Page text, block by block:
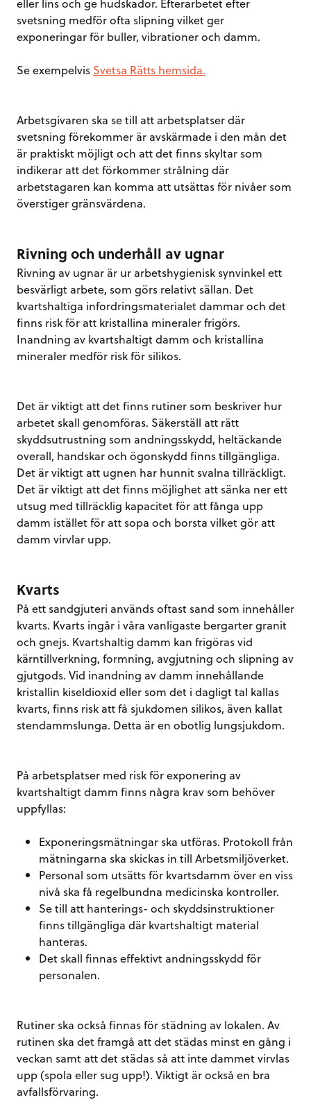
svetsning medför ofta slipning vilket ger
exponeringar för buller, vibrationer och damm.
Se exempelvis Svetsa Rätts hemsida.
Arbetsgivaren ska se till att arbetsplatser där
svetsning förekommer är avskärmade i den mån det
är praktiskt möjligt och att det finns skyltar som
indikerar att det förkommer strålning där
arbetstagaren kan komma att utsättas för nivåer som
överstiger gränsvärdena.
Rivning och underhåll av ugnar
Rivning av ugnar är ur arbetshygienisk synvinkel ett
besvärligt arbete, som görs relativt sällan. Det
kvartshaltiga infordringsmaterialet dammar och det
finns risk för att kristallina mineraler frigörs.
Inandning av kvartshaltigt damm och kristallina
mineraler medför risk för silikos.
Det är viktigt att det finns rutiner som beskriver hur
arbetet skall genomföras. Säkerställ att rätt
skyddsutrustning som andningsskydd, heltäckande
overall, handskar och ögonskydd finns tillgängliga.
Det är viktigt att ugnen har hunnit svalna tillräckligt.
Det är viktigt att det finns möjlighet att sänka ner ett
utsug med tillräcklig kapacitet för att fånga upp
damm istället för att sopa och borsta vilket gör att
damm virvlar upp.
Kvarts
På ett sandgjuteri används oftast sand som innehåller
kvarts. Kvarts ingår i våra vanligaste bergarter granit
och gnejs. Kvartshaltig damm kan frigöras vid
kärntillverkning, formning, avgjutning och slipning av
gjutgods. Vid inandning av damm innehållande
kristallin kiseldioxid eller som det i dagligt tal kallas
kvarts, finns risk att få sjukdomen silikos, även kallat
stendammslunga. Detta är en obotlig lungsjukdom.
På arbetsplatser med risk för exponering av
kvartshaltigt damm finns några krav som behöver
uppfyllas:
Exponeringsmätningar ska utföras. Protokoll från
mätningarna ska skickas in till Arbetsmiljöverket.
Personal som utsätts för kvartsdamm över en viss
nivå ska få regelbundna medicinska kontroller.
Se till att hanterings- och skyddsinstruktioner
finns tillgängliga där kvartshaltigt material
hanteras.
Det skall finnas effektivt andningsskydd för
personalen.
Rutiner ska också finnas för städning av lokalen. Av
rutinen ska det framgå att det städas minst en gång i
veckan samt att det städas så att inte dammet virvlas
upp (spola eller sug upp!). Viktigt är också en bra
avfallsförvaring.